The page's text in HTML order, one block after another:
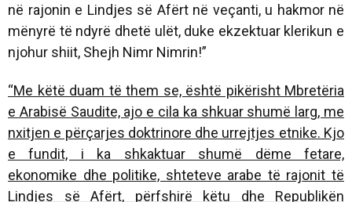
në rajonin e Lindjes së Afërt në veçanti, u hakmor në
mënyrë të ndyrë dhetë ulët, duke ekzektuar klerikun e
njohur shiit, Shejh Nimr Nimrin!”
“Me këtë duam të them se, është pikërisht Mbretëria
e Arabisë Saudite, ajo e cila ka shkuar shumë larg, me
nxitjen e përçarjes doktrinore dhe urrejtjes etnike. Kjo
e fundit, i ka shkaktuar shumë dëme fetare,
ekonomike dhe politike, shteteve arabe të rajonit të
Lindjes së Afërt, përfshirë këtu dhe Republikën